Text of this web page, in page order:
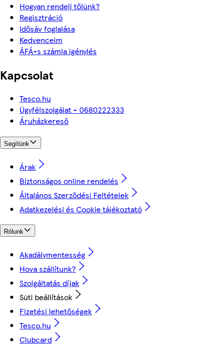
Hogyan rendelj tőlünk?
Regisztráció
Idősáv foglalása
Kedvenceim
ÁFÁ-s számla igénylés
Kapcsolat
Tesco.hu
Ügyfélszolgálat - 0680222333
Áruházkereső
Segítünk
Árak
Biztonságos online rendelés
Általános Szerződési Feltételek
Adatkezelési és Cookie tájékoztató
Rólunk
Akadálymentesség
Hova szállítunk?
Szolgáltatás díjak
Süti beállítások
Fizetési lehetőségek
Tesco.hu
Clubcard